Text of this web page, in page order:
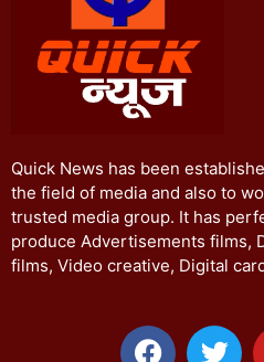
Quick News has been
the field of media and also to
trusted media group. It has
produce Advertisements films,
films, Video creative, Digital